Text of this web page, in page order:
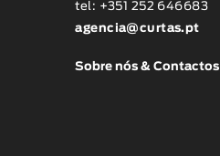
tel: +351 252 646683
agencia@curtas.pt
Sobre nós & Contactos